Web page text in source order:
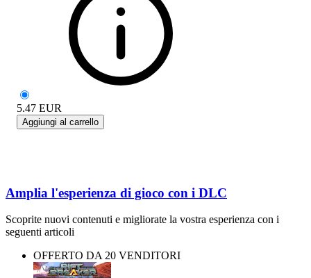
5.47 EUR
Aggiungi al carrello
Amplia l'esperienza di gioco con i DLC
Scoprite nuovi contenuti e migliorate la vostra esperienza con i
seguenti articoli
OFFERTO DA 20 VENDITORI